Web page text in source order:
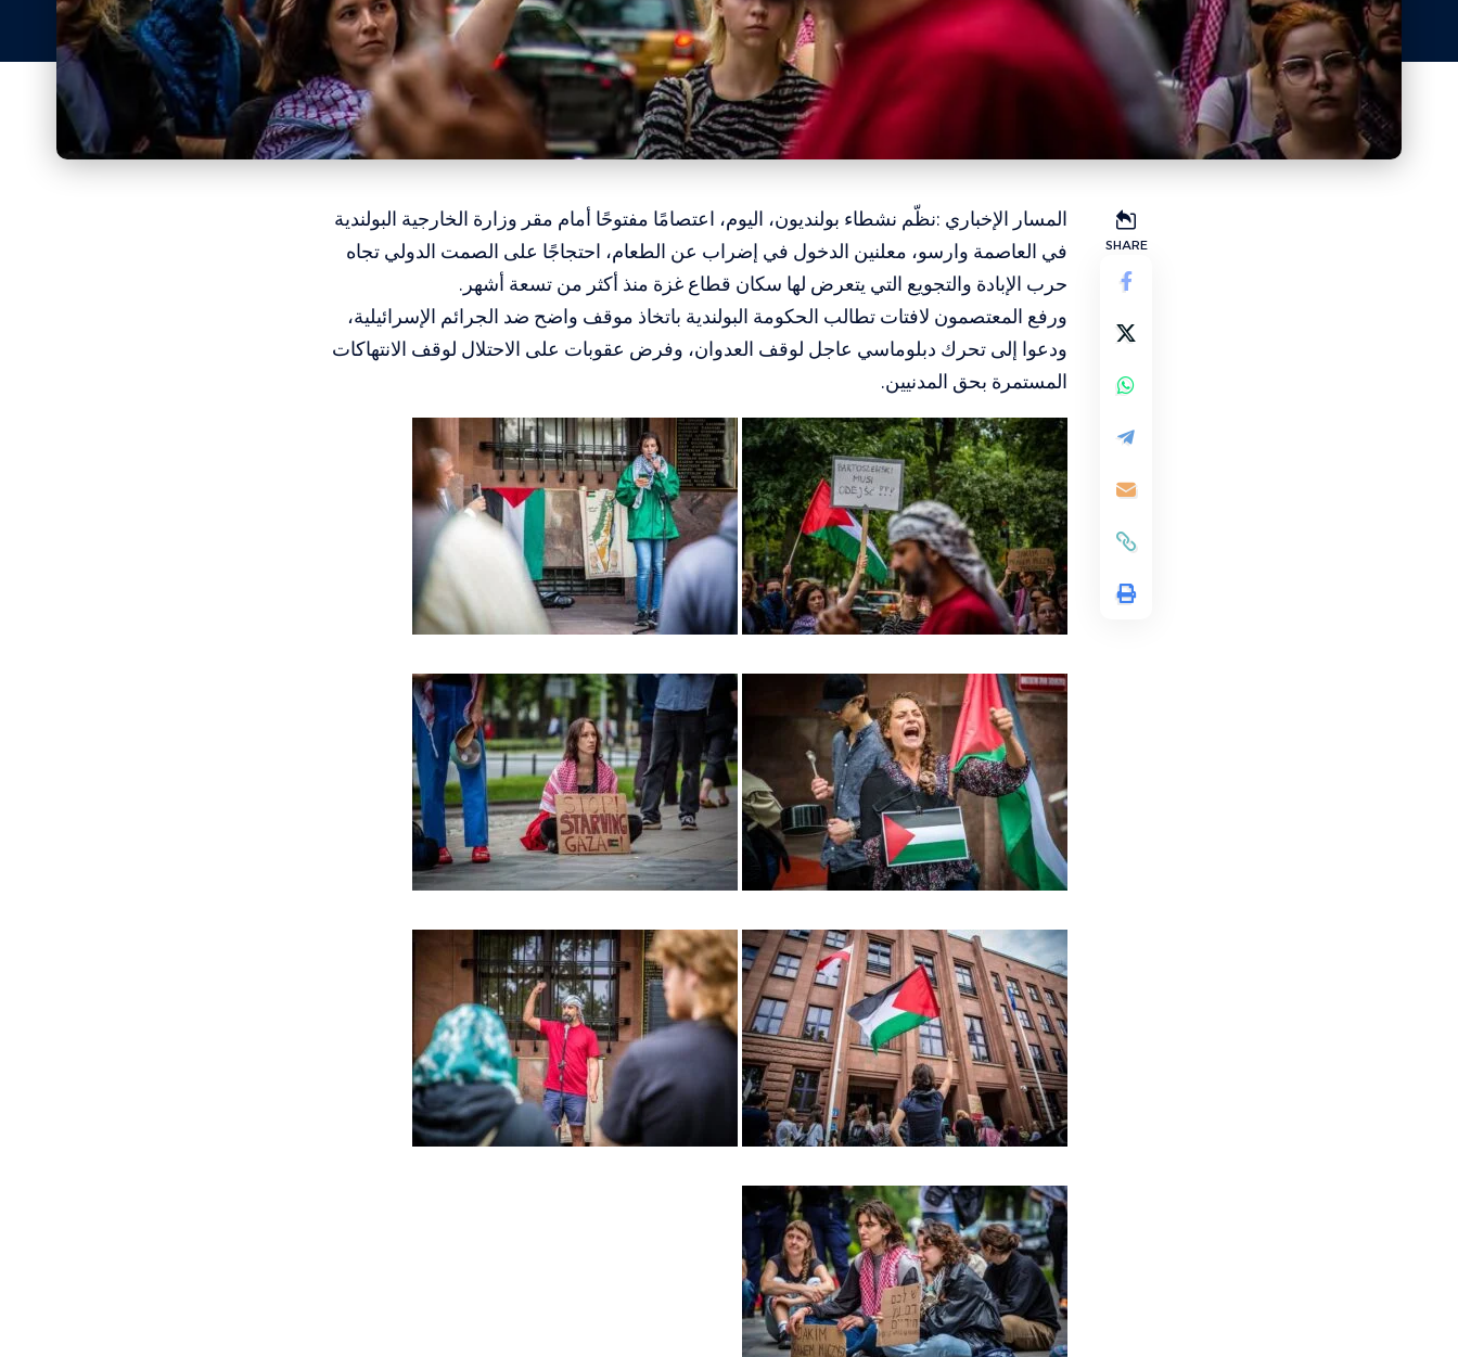
SHARE
المسار الإخباري :نظّم نشطاء بولنديون، اليوم، اعتصامًا مفتوحًا أمام مقر وزارة الخارجية البولندية
في العاصمة وارسو، معلنين الدخول في إضراب عن الطعام، احتجاجًا على الصمت الدولي تجاه
حرب الإبادة والتجويع التي يتعرض لها سكان قطاع غزة منذ أكثر من تسعة أشهر.
ورفع المعتصمون لافتات تطالب الحكومة البولندية باتخاذ موقف واضح ضد الجرائم الإسرائيلية،
ودعوا إلى تحرك دبلوماسي عاجل لوقف العدوان، وفرض عقوبات على الاحتلال لوقف الانتهاكات
المستمرة بحق المدنيين.